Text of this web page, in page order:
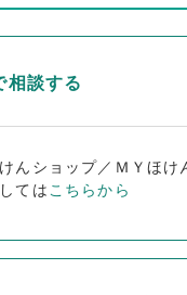
相談する
んショップ／ＭＹほけ
てはこちらから